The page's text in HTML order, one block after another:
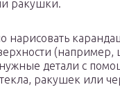
ракушки.
нарисовать
(например,
детали с
ракушек или